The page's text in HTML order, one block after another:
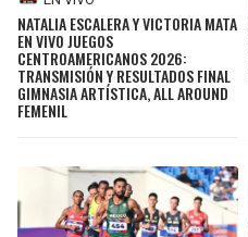
NATALIA ESCALERA Y VICTORIA MATA
EN VIVO JUEGOS
CENTROAMERICANOS 2026:
TRANSMISIÓN Y RESULTADOS FINAL
GIMNASIA ARTÍSTICA, ALL AROUND
FEMENIL